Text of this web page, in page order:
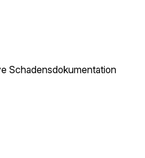
Schadensdokumentation